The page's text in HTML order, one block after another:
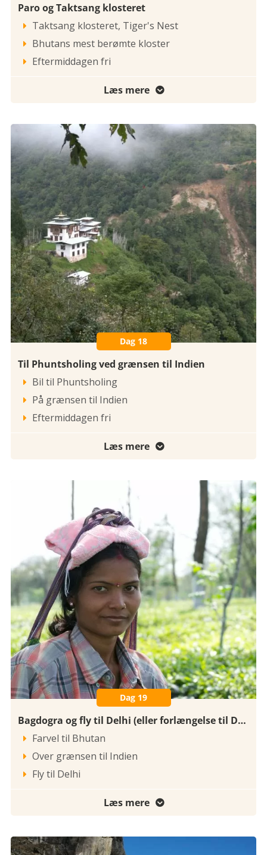
Paro og Taktsang klosteret
 Taktsang klosteret, Tiger's Nest
 Bhutans mest berømte kloster
 Eftermiddagen fri
Læs mere 
Dag 18
Til Phuntsholing ved grænsen til Indien
 Bil til Phuntsholing
 På grænsen til Indien
 Eftermiddagen fri
Læs mere 
Dag 19
Bagdogra og fly til Delhi (eller forlængelse til Darjeeling)
 Farvel til Bhutan
 Over grænsen til Indien
 Fly til Delhi
Læs mere 